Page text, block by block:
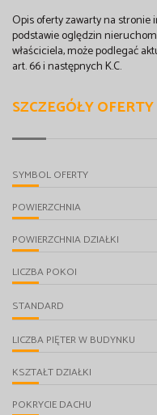
Opis oferty zawarty na stronie
podstawie oględzin
właściciela, może podlegać
art. 66 i następnych K.C.
SZCZEGÓŁY OFERTY
SYMBOL OFERTY
POWIERZCHNIA
POWIERZCHNIA DZIAŁKI
LICZBA POKOI
STANDARD
LICZBA PIĘTER W BUDYNKU
KSZTAŁT DZIAŁKI
POKRYCIE DACHU